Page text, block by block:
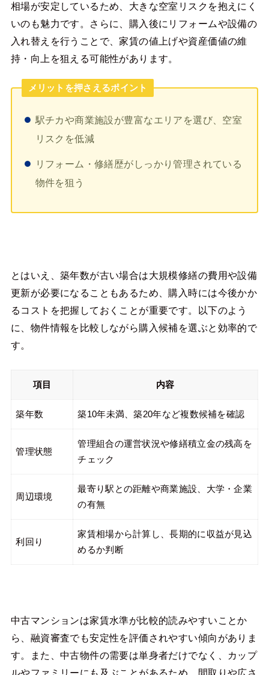
相場が安定しているため、大きな空室リスクを抱えにく
いのも魅力です。さらに、購入後にリフォームや設備の
入れ替えを行うことで、家賃の値上げや資産価値の維
持・向上を狙える可能性があります。
メリットを押さえるポイント
駅チカや商業施設が豊富なエリアを選び、空室
リスクを低減
リフォーム・修繕歴がしっかり管理されている
物件を狙う
とはいえ、築年数が古い場合は大規模修繕の費用や設備
更新が必要になることもあるため、購入時には今後かか
るコストを把握しておくことが重要です。以下のよう
に、物件情報を比較しながら購入候補を選ぶと効率的で
す。
項目 内容
築年数 築10年未満、築20年など複数候補を確認
管理状態
管理組合の運営状況や修繕積立金の残高を
チェック
周辺環境
最寄り駅との距離や商業施設、大学・企業
の有無
利回り
家賃相場から計算し、長期的に収益が見込
めるか判断
中古マンションは家賃水準が比較的読みやすいことか
ら、融資審査でも安定性を評価されやすい傾向がありま
す。また、中古物件の需要は単身者だけでなく、カップ
ルやファミリーにも及ぶことがあるため、間取りや広さ